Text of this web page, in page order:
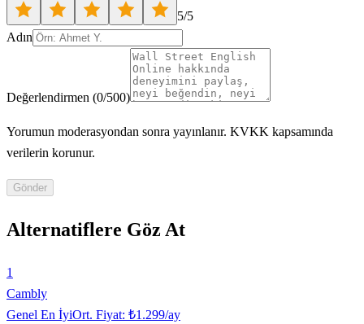
5/5
Adın
Değerlendirmen (0/500)
Yorumun moderasyondan sonra yayınlanır. KVKK kapsamında
verilerin korunur.
Gönder
Alternatiflere Göz At
1
Cambly
Genel En İyiOrt. Fiyat: ₺1.299/ay